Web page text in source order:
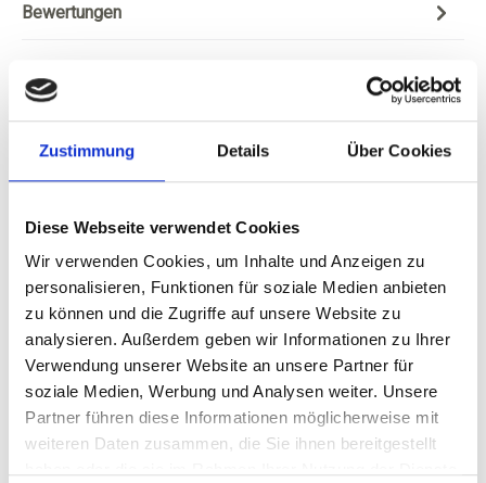
Zustimmung Details Über Cookies
Diese Webseite verwendet Cookies
Wir verwenden Cookies, um Inhalte und Anzeigen zu
personalisieren, Funktionen für soziale Medien anbieten
zu können und die Zugriffe auf unsere Website zu
analysieren. Außerdem geben wir Informationen zu Ihrer
Verwendung unserer Website an unsere Partner für
soziale Medien, Werbung und Analysen weiter. Unsere
Partner führen diese Informationen möglicherweise mit
weiteren Daten zusammen, die Sie ihnen bereitgestellt
Bewertungen
Ähnliche Artikel
FairGrapes, DONATA
Riesling feinherb,
Rheingau QbA - VDP
Gutswein
Durchschnittliche Bewertung von 5
ab 11,80 €